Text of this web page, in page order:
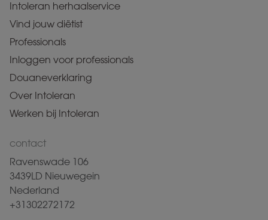
Intoleran herhaalservice
Vind jouw diëtist
Professionals
Inloggen voor professionals
Douaneverklaring
Over Intoleran
Werken bij Intoleran
contact
Ravenswade 106
3439LD Nieuwegein
Nederland
+31302272172